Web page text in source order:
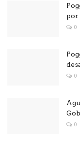
por
0
0
0